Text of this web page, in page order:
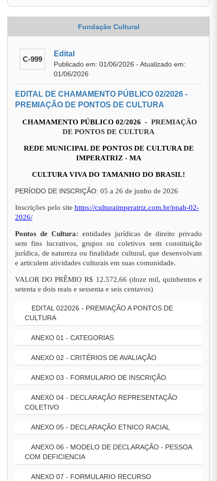
Fundação Cultural
C-999
Edital
Publicado em: 01/06/2026 - Atualizado em:
01/06/2026
EDITAL DE CHAMAMENTO PÚBLICO 02/2026 -
PREMIAÇÃO DE PONTOS DE CULTURA
CHAMAMENTO PÚBLICO 02/2026 - PREMIAÇÃO
DE PONTOS DE CULTURA
REDE MUNICIPAL DE PONTOS DE CULTURA DE
IMPERATRIZ - MA
CULTURA VIVA DO TAMANHO DO BRASIL!
PERÍODO DE INSCRIÇÃO: 05 a 26 de junho de 2026
Inscrições pelo site https://culturaimperatriz.com.br/pnab-02-
2026/
Pontos de Cultura: entidades jurídicas de direito privado
sem fins lucrativos, grupos ou coletivos sem constituição
jurídica, de natureza ou finalidade cultural, que desenvolvam
e articulem atividades culturais em suas comunidade.
VALOR DO PRÊMIO R$ 12.572,66 (doze mil, quinhentos e
setenta e dois reais e sessenta e seis centavos)
EDITAL 022026 - PREMIAÇÃO A PONTOS DE
CULTURA
ANEXO 01 - CATEGORIAS
ANEXO 02 - CRITÉRIOS DE AVALIAÇÃO
ANEXO 03 - FORMULARIO DE INSCRIÇÃO
ANEXO 04 - DECLARAÇÃO REPRESENTAÇÃO
COLETIVO
ANEXO 05 - DECLARAÇÃO ETNICO RACIAL
ANEXO 06 - MODELO DE DECLARAÇÃO - PESSOA
COM DEFICIENCIA
ANEXO 07 - FORMULARIO RECURSO